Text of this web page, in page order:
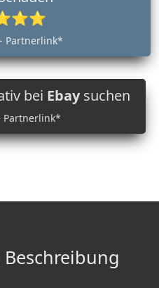
Partnerlink*
bei Ebaysuchen
Partnerlink*